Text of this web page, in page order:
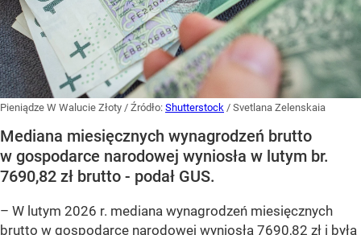
Pieniądze W Walucie Złoty / Źródło: Shutterstock / Svetlana Zelenskaia
Mediana miesięcznych wynagrodzeń brutto
w gospodarce narodowej wyniosła w lutym br.
7690,82 zł brutto - podał GUS.
– W lutym 2026 r. mediana wynagrodzeń miesięcznych
brutto w gospodarce narodowej wyniosła 7690,82 zł i była